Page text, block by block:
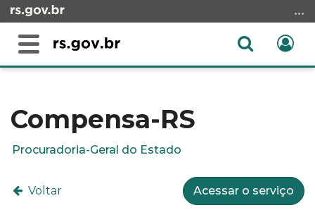
para
conteúdo
menu
busca
Alterna
Abrir
conteúdo
Compensa-RS
Procuradoria-Geral do Estado
Voltar Acessar o serviço